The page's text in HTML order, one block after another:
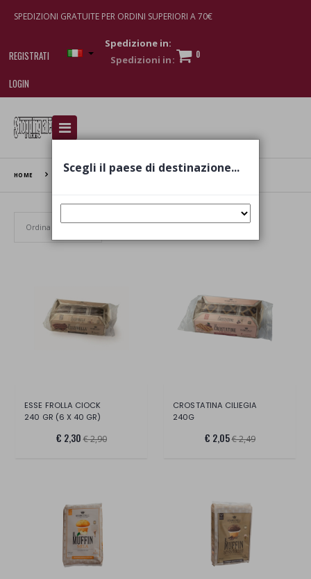
SPEDIZIONI GRATUITE PER ORDINI SUPERIORI A 70€
REGISTRATI
LOGIN
Spedizione in:
0
I am doing used car sales, in order to show my
various brand-name watches, which of course are
HOME GIOVANNI COVA & C
ESSE FROLLA CIOCK
240 GR (6 X 40 GR)
€ 2,30 € 2,90
CROSTATINA CILIEGIA
240G
€ 2,05€ 2,49
Scegli il paese di destinazione...